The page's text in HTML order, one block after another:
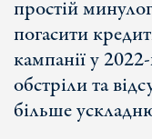
простій
погасити
кампанії у
обстріли та
більше